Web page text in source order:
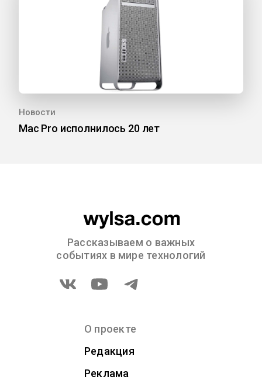
Новости
Mac Pro исполнилось 20 лет
Рассказываем о важных
событиях в мире технологий
О проекте
Редакция
Реклама